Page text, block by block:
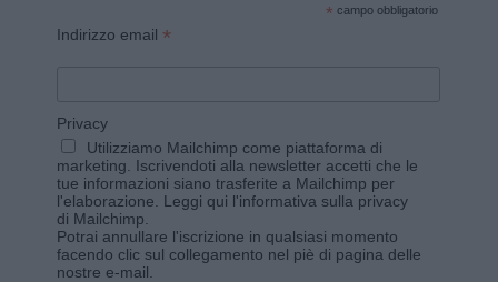
* campo obbligatorio
Indirizzo email *
Privacy
Utilizziamo Mailchimp come piattaforma di
marketing. Iscrivendoti alla newsletter accetti che le
tue informazioni siano trasferite a Mailchimp per
l'elaborazione. Leggi qui l'informativa sulla privacy
di Mailchimp
Potrai annullare l'iscrizione in qualsiasi momento
facendo clic sul collegamento nel piè di pagina delle
nostre e-mail.